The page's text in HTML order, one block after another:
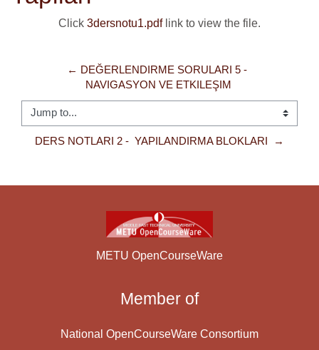
Click 3dersnotu1.pdflink to view the file.
← DEĞERLENDIRME SORULARI 5 -
NAVIGASYON VE ETKILEŞIM
Jump to...
DERS NOTLARI 2 -  YAPILANDIRMA BLOKLARI  →
METU OpenCourseWare
Member of
National OpenCourseWare Consortium